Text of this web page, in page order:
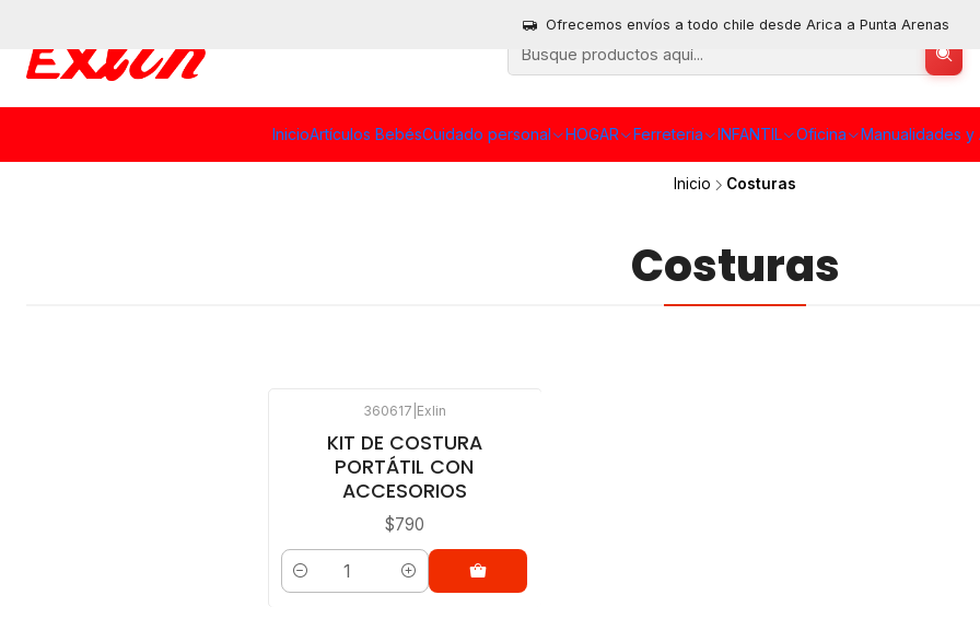
InicioArtículos BebésCuidado personal HOGAR Ferreteria INFANTIL Oficina Manualidades y
Ofrecemos envíos a todo chile desde Arica a Punta Arenas
Inicio Costuras
Costuras
360617 Exlin
KIT DE COSTURA
PORTÁTIL CON
ACCESORIOS
$790
Cantidad